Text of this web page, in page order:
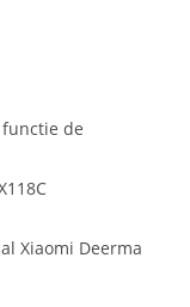
de
Xiaomi Deerma